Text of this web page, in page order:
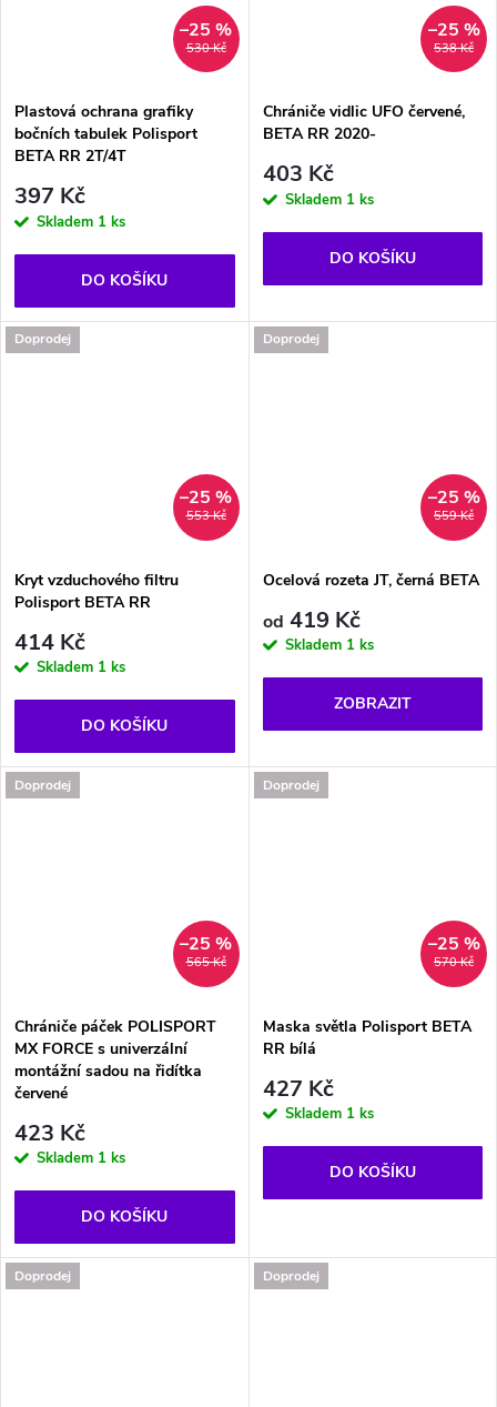
530 Kč
–25 %
Plastová ochrana grafiky
bočních tabulek Polisport
BETA RR 2T/4T
397 Kč
Skladem 1 ks
DO KOŠÍKU
538 Kč
–25 %
Chrániče vidlic UFO červené,
BETA RR 2020-
403 Kč
Skladem 1 ks
DO KOŠÍKU
Doprodej
553 Kč
–25 %
Kryt vzduchového filtru
Polisport BETA RR
414 Kč
Skladem 1 ks
DO KOŠÍKU
Doprodej
559 Kč
–25 %
Ocelová rozeta JT, černá BETA
od 419 Kč
Skladem 1 ks
ZOBRAZIT
Doprodej
565 Kč
–25 %
Chrániče páček POLISPORT
MX FORCE s univerzální
montážní sadou na řidítka
červené
423 Kč
Skladem 1 ks
DO KOŠÍKU
Doprodej
570 Kč
–25 %
Maska světla Polisport BETA
RR bílá
427 Kč
Skladem 1 ks
DO KOŠÍKU
Doprodej Doprodej